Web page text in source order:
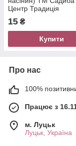
Центр Традиція
15 ₴
Купити
Про нас
100%
Працює з
м. Луцьк
Луцьк, Україна